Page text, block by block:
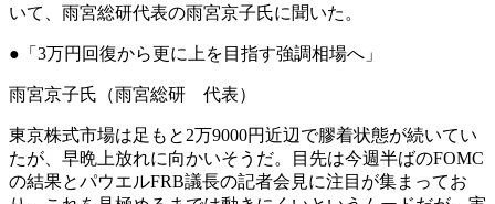
いて、雨宮総研代表の雨宮京子氏に聞いた。
●「3万円回復から更に上を目指す強調相場へ」
雨宮京子氏（雨宮総研 代表）
東京株式市場は足もと2万9000円近辺で膠着状態が続いてい
たが、早晩上放れに向かいそうだ。目先は今週半ばのFOMC
の結果とパウエルFRB議長の記者会見に注目が集まってお